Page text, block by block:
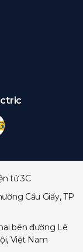
tử 3C
Cầu Giấy, TP
bên đường Lê
Việt Nam